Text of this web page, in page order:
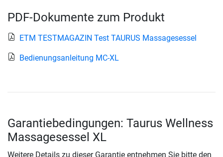
PDF-Dokumente zum Produkt
ETM TESTMAGAZIN Test TAURUS Massagesessel
Bedienungsanleitung MC-XL
Garantiebedingungen: Taurus Wellness
Massagesessel XL
Weitere Details zu dieser Garantie entnehmen Sie bitte den